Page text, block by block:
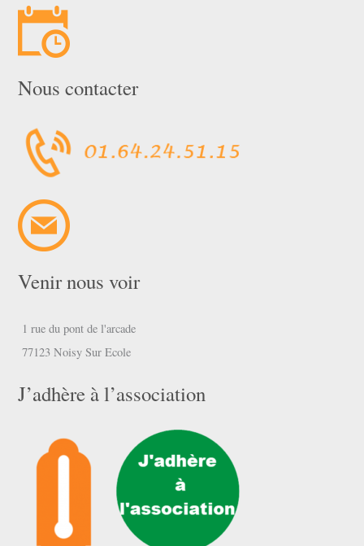
Nous contacter
Venir nous voir
1 rue du pont de l'arcade
77123 Noisy Sur Ecole
J’adhère à l’association